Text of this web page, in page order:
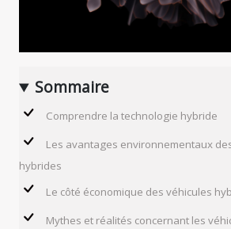
Sommaire
Comprendre la technologie hybride
Les avantages environnementaux
hybrides
Le côté économique des véhicules
Mythes et réalités concernant les